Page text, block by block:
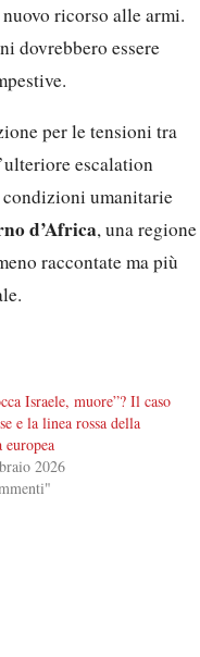
ricorso alle armi.
dovrebbero essere
per le tensioni tra
escalation
umanitarie
d’Africa, una regione
raccontate ma più
Israele, muore”? Il caso
e la linea rossa della
2026